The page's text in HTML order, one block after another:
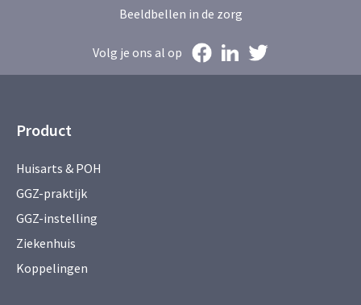
Beeldbellen in de zorg
Volg je ons al op
Product
Huisarts & POH
GGZ-praktijk
GGZ-instelling
Ziekenhuis
Koppelingen